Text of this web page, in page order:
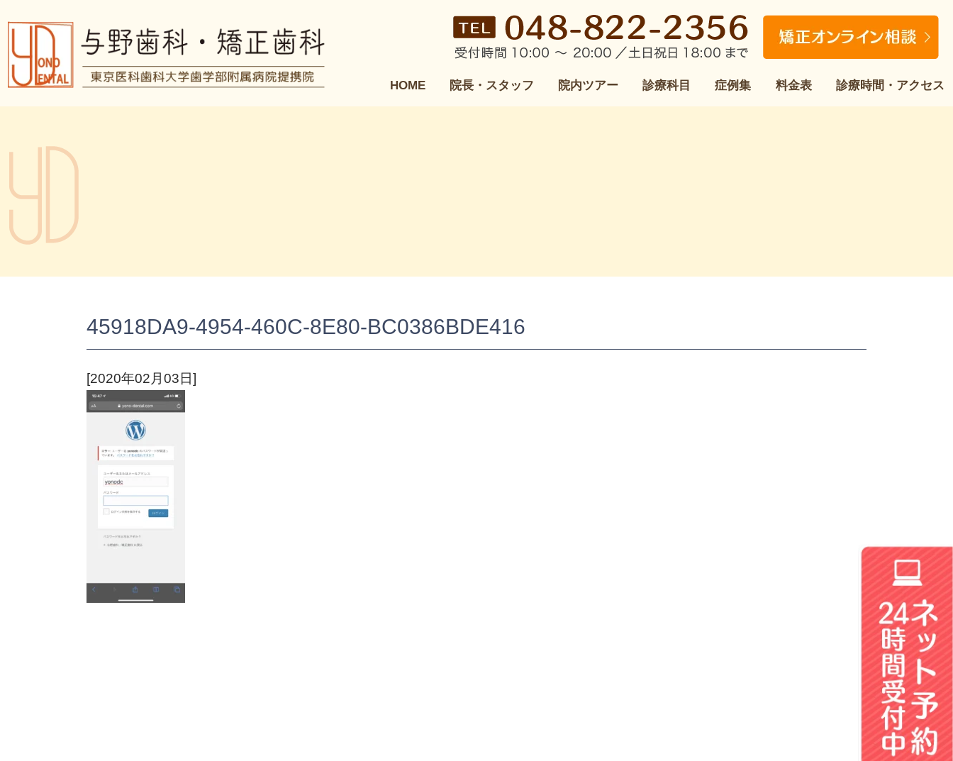
HOME 院長・スタッフ 院内ツアー 診療科目 症例集 料金表 診療時間・アクセス
45918DA9-4954-460C-8E80-BC0386BDE416
[2020年02月03日]